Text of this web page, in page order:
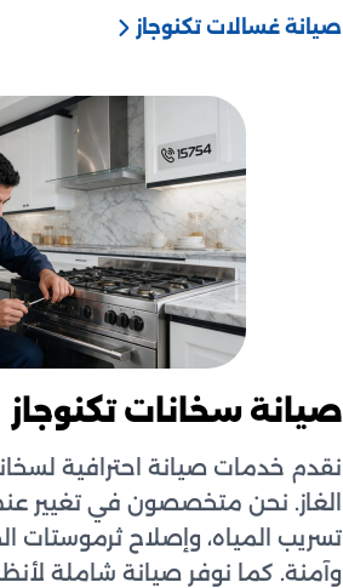
صيانة غسالات تكنوجاز
صيانة سخانات تكنوجاز
نقدم خدمات صيانة احترافية
الغاز. نحن متخصصون في تغيير
تسريب المياه، وإصلاح ثرموستات
وآمنة. كما نوفر صيانة شاملة